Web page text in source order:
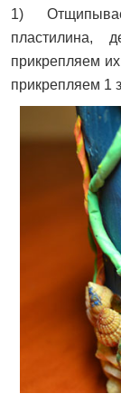
1)
пластилина,
прикрепляем
прикрепляем 1